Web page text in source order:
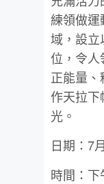
練領做運
域，設立
位，令
正能量
作天拉下
光。
日期：7
時間：